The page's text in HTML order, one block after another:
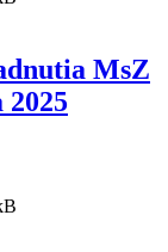
MsZ
2025